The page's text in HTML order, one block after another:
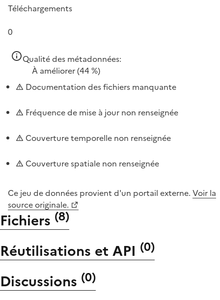
Téléchargements
0
Qualité des métadonnées:
À améliorer(44 %)
Documentation des fichiers manquante
Fréquence de mise à jour non renseignée
Couverture temporelle non renseignée
Couverture spatiale non renseignée
Ce jeu de données provient d'un portail externe. Voir la
source originale.
Fichiers (8)
Réutilisations et API (0)
Discussions (0)